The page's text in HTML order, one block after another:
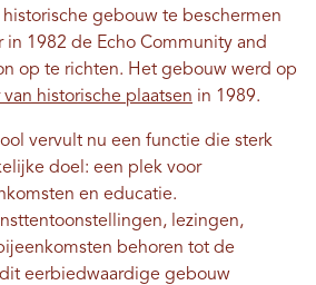
gebouw te beschermen
1982 de Echo Community and
op te richten. Het gebouw werd op
historische plaatsen in 1989.
vervult nu een functie die sterk
doel: een plek voor
en educatie.
lezingen,
behoren tot de
eerbiedwaardige gebouw